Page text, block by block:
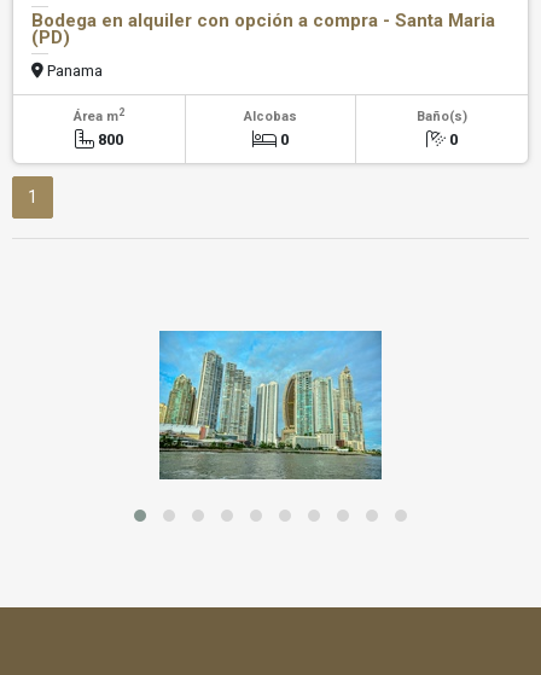
Bodega en alquiler con opción a compra - Santa Maria
(PD)
Panama
Área m2
800
Alcobas
0
Baño(s)
0
1